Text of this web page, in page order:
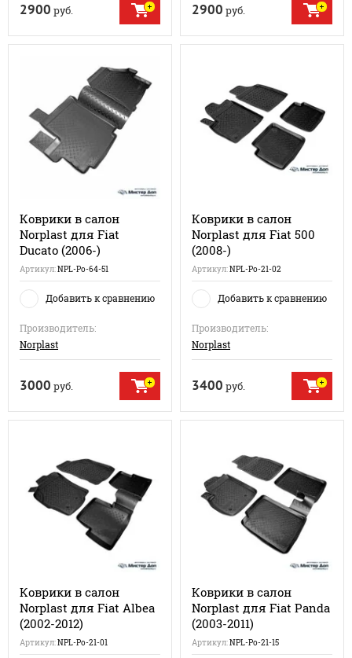
2900 руб. 2900 руб.
Коврики в салон
Norplast для Fiat
Ducato (2006-)
Артикул:NPL-Po-64-51
Добавить к сравнению
Производитель:
Norplast
3000 руб.
Коврики в салон
Norplast для Fiat 500
(2008-)
Артикул:NPL-Po-21-02
Добавить к сравнению
Производитель:
Norplast
3400 руб.
Коврики в салон
Norplast для Fiat Albea
(2002-2012)
Артикул:NPL-Po-21-01
Коврики в салон
Norplast для Fiat Panda
(2003-2011)
Артикул:NPL-Po-21-15